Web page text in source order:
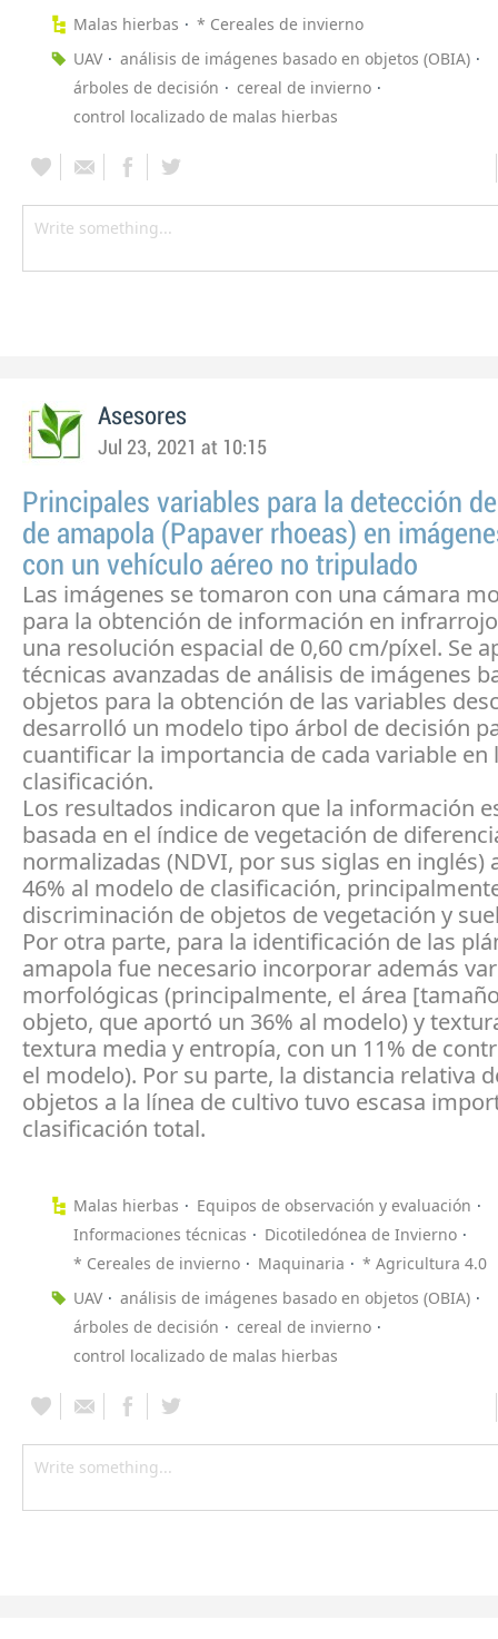
Malas hierbas
* Cereales de invierno
UAV
análisis de imágenes basado en objetos (OBIA)
árboles de decisión
cereal de invierno
control localizado de malas hierbas
Asesores
Jul 23, 2021 at 10:15
Principales variables para la detección
de amapola (Papaver rhoeas) en
con un vehículo aéreo no tripulado
Las imágenes se tomaron con una cámara
para la obtención de información en
una resolución espacial de 0,60 cm/píxel. Se
técnicas avanzadas de análisis de imágenes
objetos para la obtención de las variables
desarrolló un modelo tipo árbol de decisión
cuantificar la importancia de cada variable en
clasificación.
Los resultados indicaron que la información
basada en el índice de vegetación de
normalizadas (NDVI, por sus siglas en inglés)
46% al modelo de clasificación,
discriminación de objetos de vegetación y
Por otra parte, para la identificación de las
amapola fue necesario incorporar además
morfológicas (principalmente, el área
objeto, que aportó un 36% al modelo) y
textura media y entropía, con un 11% de
el modelo). Por su parte, la distancia relativa
objetos a la línea de cultivo tuvo escasa
clasificación total.
Malas hierbas
Equipos de observación y evaluación
Informaciones técnicas
Dicotiledónea de Invierno
* Cereales de invierno
Maquinaria
* Agricultura 4.0
UAV
análisis de imágenes basado en objetos (OBIA)
árboles de decisión
cereal de invierno
control localizado de malas hierbas